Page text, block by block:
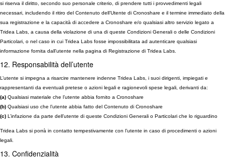
si riserva il diritto, secondo suo personale criterio, di prendere tutti i provvedimenti legali
necessari, includendo il ritiro del Contenuto dell’Utente di Cronoshare e il termine immediato della
sua registrazione e la capacità di accedere a Cronoshare e/o qualsiasi altro servizio legato a
Tridea Labs, a causa della violazione di una di queste Condizioni Generali o delle Condizioni
Particolari, o nel caso in cui Tridea Labs fosse impossibilitata ad autenticare qualsiasi
informazione fornita dall’utente nella pagina di Registrazione di Tridea Labs.
12. Responsabilità dell’utente
L’utente si impegna a risarcire mantenere indenne Tridea Labs, i suoi dirigenti, impiegati e
rappresentanti da eventuali pretese o azioni legali e ragionevoli spese legali, derivanti da:
(a) Qualsiasi materiale che l’utente abbia fornito a Cronoshare
(b) Qualsiasi uso che l’utente abbia fatto del Contenuto di Cronoshare
(c) L’infazione da parte dell’utente di queste Condizioni Generali o Particolari che lo riguardino
Tridea Labs si porrà in contatto tempestivamente con l’utente in caso di procedimenti o azioni
legali.
13. Confidenzialità